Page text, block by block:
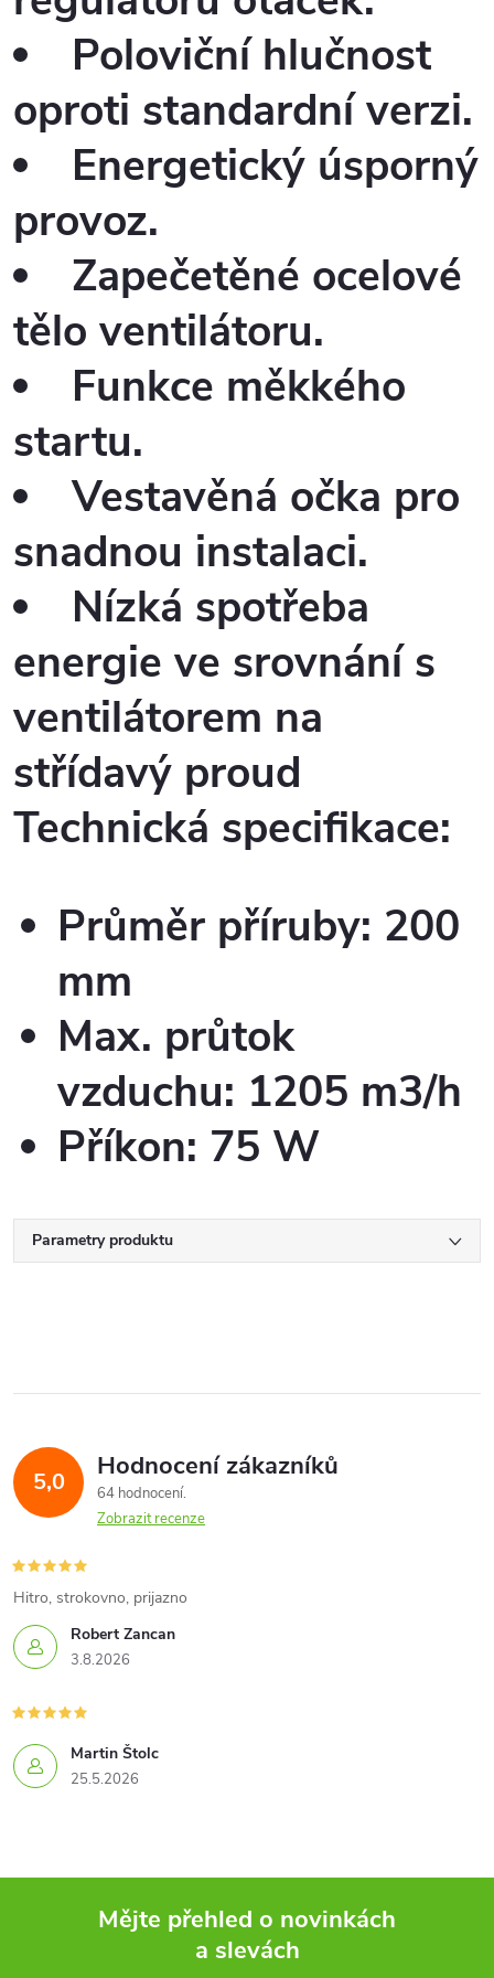
Poloviční hlučnost
oproti standardní verzi.
Energetický úsporný
provoz.
Zapečetěné ocelové
tělo ventilátoru.
Funkce měkkého
startu.
Vestavěná očka pro
snadnou instalaci.
Nízká spotřeba
energie ve srovnání s
ventilátorem na
střídavý proud
Technická specifikace:
Průměr příruby: 200
mm
Max. průtok
vzduchu: 1205 m3/h
Příkon: 75 W
Parametry produktu
5,0 Hodnocení zákazníků
64 hodnocení
Zobrazit recenze
Robert Zancan
3.8.2026
Hitro, strokovno, prijazno
Martin Štolc
25.5.2026
Mějte přehled o novinkách
a slevách